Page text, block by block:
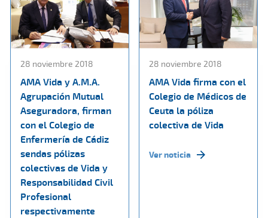
28 noviembre 2018
AMA Vida y A.M.A.
Agrupación Mutual
Aseguradora, firman
con el Colegio de
Enfermería de Cádiz
sendas pólizas
colectivas de Vida y
Responsabilidad Civil
Profesional
respectivamente
28 noviembre 2018
AMA Vida firma con el
Colegio de Médicos de
Ceuta la póliza
colectiva de Vida
Ver noticia